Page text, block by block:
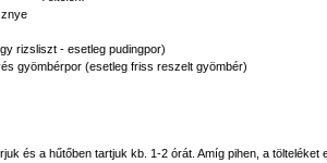
rizsliszt - esetleg pudingpor)
gyömbérpor (esetleg friss reszelt gyömbér)
és a hűtőben tartjuk kb. 1-2 órát. Amíg pihen, a